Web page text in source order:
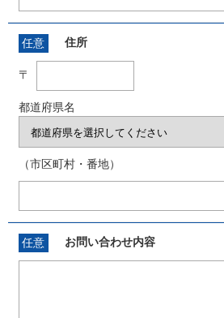
任意 住所
〒
都道府県名
（市区町村・番地）
任意 お問い合わせ内容